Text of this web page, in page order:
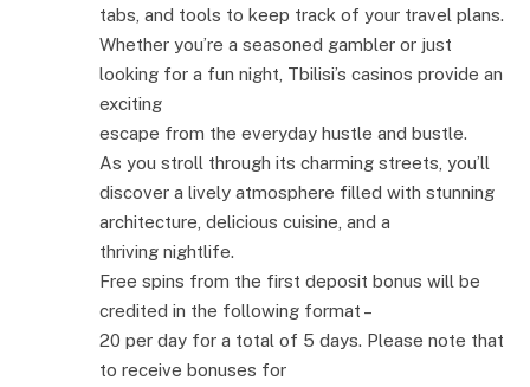
tabs, and tools to keep track of your travel plans.
Whether you’re a seasoned gambler or just
looking for a fun night, Tbilisi’s casinos provide an
exciting
escape from the everyday hustle and bustle.
As you stroll through its charming streets, you’ll
discover a lively atmosphere filled with stunning
architecture, delicious cuisine, and a
thriving nightlife.
Free spins from the first deposit bonus will be
credited in the following format –
20 per day for a total of 5 days. Please note that
to receive bonuses for